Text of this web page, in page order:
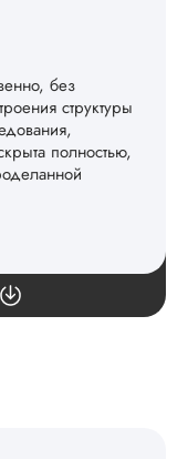
без
структуры
полностью,
🙏